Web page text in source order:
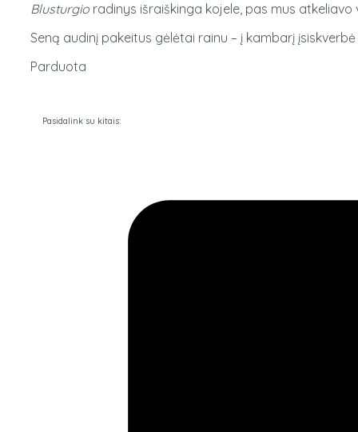
Blusturgio radinys išraiškinga kojele, pas mus
Seną audinį pakeitus gėlėtai rainu – į kambarį
Parduota
Pasidalink su kitais: